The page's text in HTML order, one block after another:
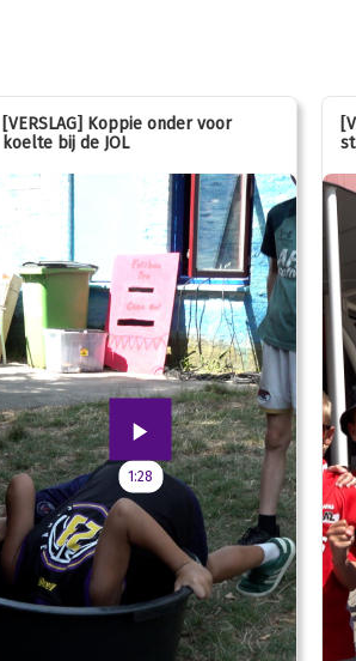
[VERSLAG] Koppie onder voor
koelte bij de JOL
1:28